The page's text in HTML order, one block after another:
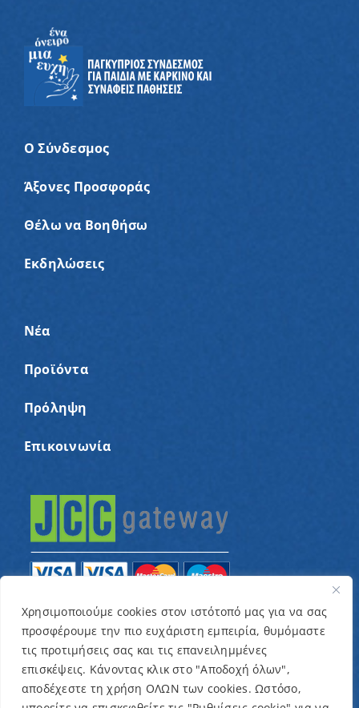
Χρησιμοποιούμε cookies στον ιστότοπό μας για να σας
προσφέρουμε την πιο ευχάριστη εμπειρία, θυμόμαστε
τις προτιμήσεις σας και τις επανειλημμένες
επισκέψεις. Κάνοντας κλικ στο "Αποδοχή όλων",
αποδέχεστε τη χρήση ΟΛΩΝ των cookies. Ωστόσο,
Ο Σύνδεσμος
Άξονες Προσφοράς
Θέλω να Βοηθήσω
Εκδηλώσεις
Νέα
Προϊόντα
Πρόληψη
Επικοινωνία
© Copyright 2022 – Παγκύπριος Σύνδεσμος για
παιδιά με καρκίνο και συναφείς παθήσεις «Ένα
Όνειρο Μια Ευχή» / Designed & Developed byNETinfo